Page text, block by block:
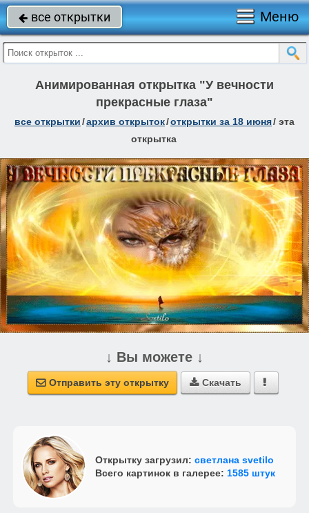
 все открытки Меню
Анимированная открытка "У вечности
прекрасные глаза"
все открытки/архив открыток/открытки за 18 июня/ эта
открытка
↓ Вы можете ↓
 Отправить эту открытку  Скачать 
Открытку загрузил: светлана svetilo
Всего картинок в галерее: 1585 штук